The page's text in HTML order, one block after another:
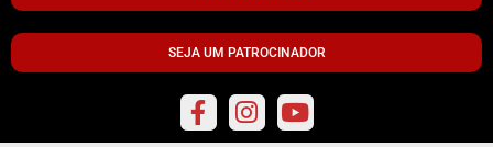
SEJA UM PATROCINADOR